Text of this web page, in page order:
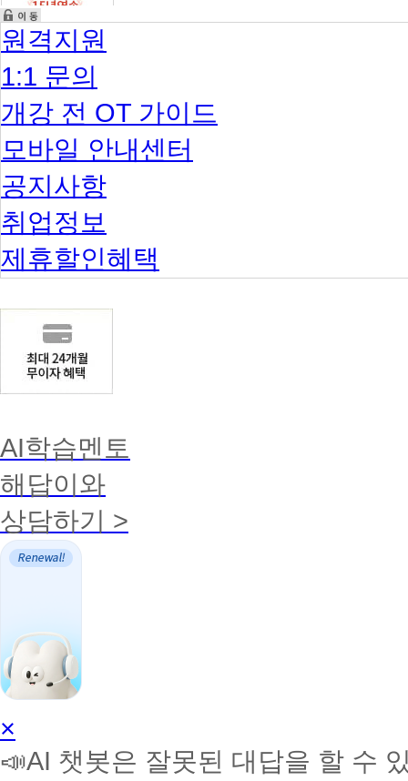
원격지원
1:1 문의
개강 전 OT 가이드
모바일 안내센터
공지사항
취업정보
제휴할인혜택
AI학습멘토
해답이와
상담하기 >
AI
학
습
×
📣AI 챗봇은 잘못된 대답을 할 수